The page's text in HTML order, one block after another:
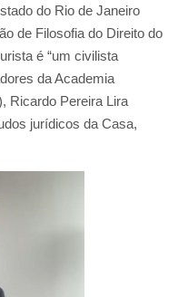
do Rio de Janeiro
de Filosofia do Direito do
é “um civilista
da Academia
Ricardo Pereira Lira
jurídicos da Casa,